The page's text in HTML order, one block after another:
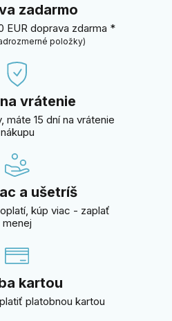
zadarmo
EUR doprava zdarma *
položky)
vrátenie
máte 15 dní na vrátenie
nákupu
a ušetríš
kúp viac - zaplať
menej
kartou
platobnou kartou